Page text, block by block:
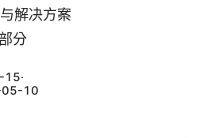
解决方案
分
15·
10